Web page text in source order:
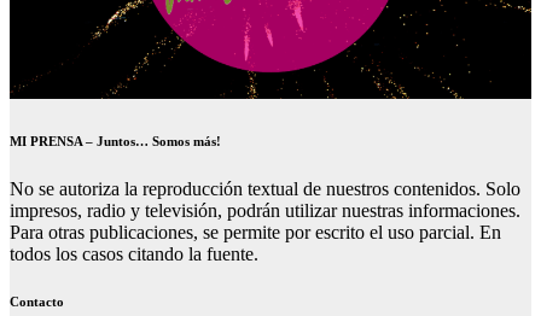
MI PRENSA – Juntos… Somos más!
No se autoriza la reproducción textual de nuestros contenidos. Solo
impresos, radio y televisión, podrán utilizar nuestras informaciones.
Para otras publicaciones, se permite por escrito el uso parcial. En
todos los casos citando la fuente.
Contacto